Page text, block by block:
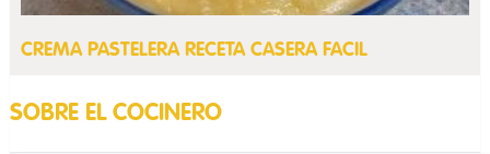
CREMA PASTELERA RECETA CASERA FACIL
SOBRE EL COCINERO